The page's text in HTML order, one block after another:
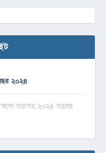
২০২৪
যায়’সহ ২০২৪ সালের